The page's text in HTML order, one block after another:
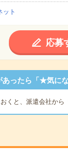
ット
応募
あったら「★気に
くと、派遣会社から